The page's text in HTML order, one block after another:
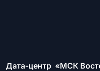
Дата-центр «МСК